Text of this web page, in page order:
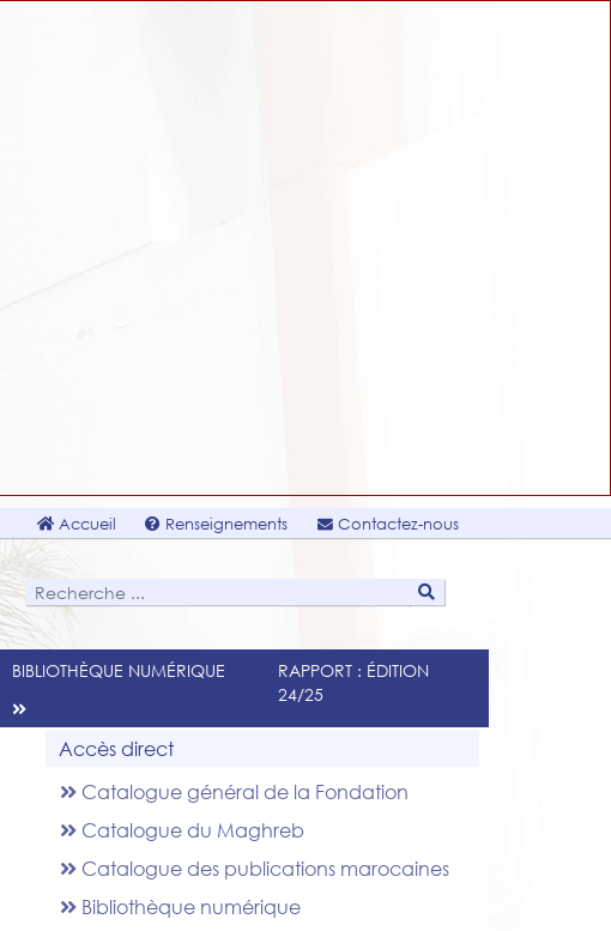
Accueil Renseignements Contactez-nous
BIBLIOTHÈQUE NUMÉRIQUE
RAPPORT : ÉDITION
24/25
Accès direct
Catalogue général de la Fondation
Catalogue du Maghreb
Catalogue des publications marocaines
Bibliothèque numérique